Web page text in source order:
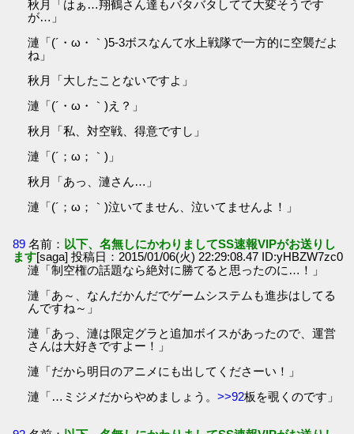
秋月「はぁ…翔鶴さん達もバタバタしてて大変そうです
が…」
漣「(´・ω・｀)5-3ボスなんて水上戦隊で一方的に空襲だよ
ね」
秋月「大したことないですよ」
漣「(´・ω・｀)え？」
秋月「私、対空戦、得意ですし」
漣「(´；ω；｀)」
秋月「あっ、漣さん…」
漣「(´；ω；｀)泣いてません、泣いてませんよ！」
89 名前： 以下、名無しにかわりましてSS速報VIPがお送りし
ます[saga] 投稿日：2015/01/06(火) 22:29:08.47 ID:yHBZW7zc0
漣「制空権の話題なら絶対に勝てると思ったのに…！」
漣「あ～、なんだかんだでゲームシステムも進歩はしてる
んですね～」
漣「あっ、漣は限定グラと追加ボイスがあったので、運営
さんは大好きですよー！」
漣「だから明日のアニメにも出してくださーい！」
漣「…ミジメだからやめましょう。>>92板を覗くのです」